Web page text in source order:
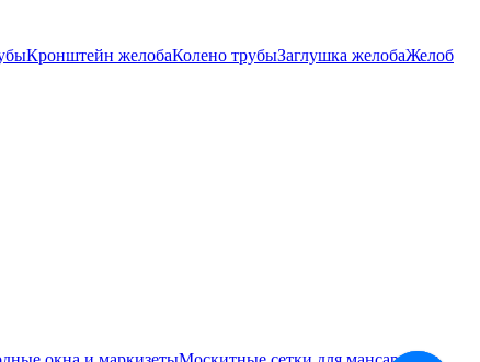
Кронштейн желобаКолено трубыЗаглушка желобаЖелоб